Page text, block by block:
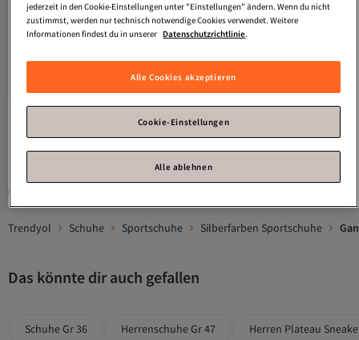
Trendyol Schuhe Sportschuhe Silberfarben Sportschuhe
Das könnte dir auch gefallen
Schuhe Gr 36 Herrenschuhe Gr 47 Herren Plateau
jederzeit in den Cookie-Einstellungen unter "Einstellungen" ändern. Wenn du nicht
zustimmst, werden nur technisch notwendige Cookies verwendet. Weitere
Informationen findest du in unserer Datenschutzrichtlinie.
Alle Cookies akzeptieren
Cookie-Einstellungen
Alle ablehnen